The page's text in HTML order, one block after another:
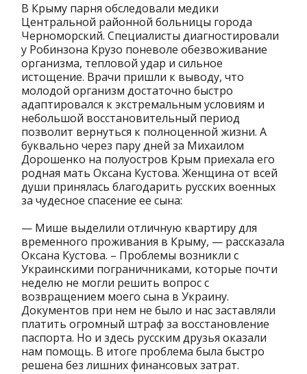
В Крыму парня обследовали медики
Центральной районной больницы города
Черноморский. Специалисты диагностировали
у Робинзона Крузо поневоле обезвоживание
организма, тепловой удар и сильное
истощение. Врачи пришли к выводу, что
молодой организм достаточно быстро
адаптировался к экстремальным условиям и
небольшой восстановительный период
позволит вернуться к полноценной жизни. А
буквально через пару дней за Михаилом
Дорошенко на полуостров Крым приехала его
родная мать Оксана Кустова. Женщина от всей
души принялась благодарить русских военных
за чудесное спасение ее сына:
— Мише выделили отличную квартиру для
временного проживания в Крыму, — рассказала
Оксана Кустова. – Проблемы возникли с
Украинскими пограничниками, которые почти
неделю не могли решить вопрос с
возвращением моего сына в Украину.
Документов при нем не было и нас заставляли
платить огромный штраф за восстановление
паспорта. Но и здесь русским друзья оказали
нам помощь. В итоге проблема была быстро
решена без лишних финансовых затрат.